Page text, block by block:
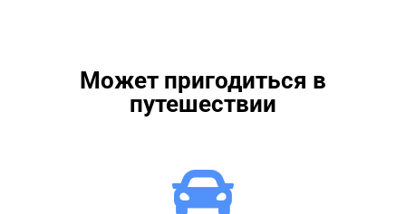
Может пригодиться в
путешествии